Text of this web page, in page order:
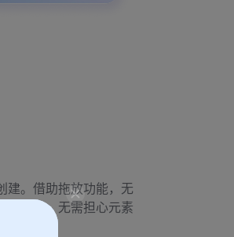
建。借助拖放功能，无
化功能，无需担心元素